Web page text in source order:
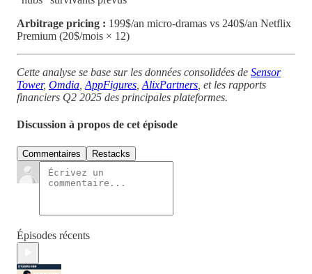
Arbitrage pricing : 199$/an micro-dramas vs 240$/an Netflix
Premium (20$/mois × 12)
Cette analyse se base sur les données consolidées de Sensor
Tower, Omdia AppFigures AlixPartners , et les rapports
financiers Q2 2025 des principales plateformes.
Discussion à propos de cet épisode
Commentaires Restacks
Épisodes récents